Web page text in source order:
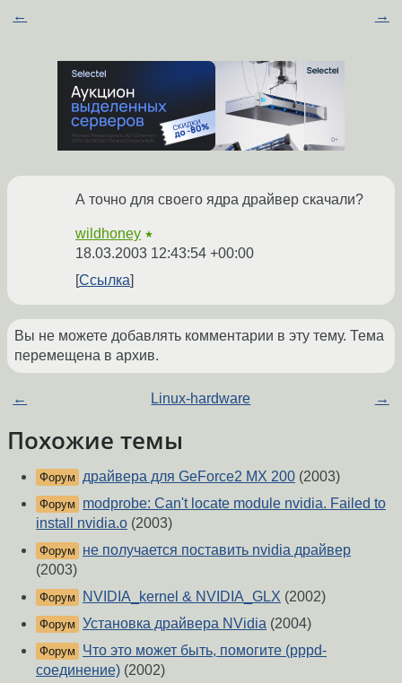
← →
А точно для своего ядра драйвер скачали?
wildhoney ★
18.03.2003 12:43:54 +00:00
Ссылка
Вы не можете добавлять комментарии в эту тему. Тема
перемещена в архив.
← Linux-hardware →
Похожие темы
Форум драйвера для GeForce2 MX 200 (2003)
Форум
modprobe: Can't locate module nvidia. Failed to
install nvidia.o (2003)
Форум
не получается поставить nvidia драйвер
(2003)
Форум NVIDIA_kernel & NVIDIA_GLX (2002)
Форум Установка драйвера NVidia (2004)
Форум
Что это может быть, помогите (pppd-
соединение) (2002)